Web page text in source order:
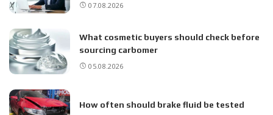
07.08.2026
What cosmetic buyers should check before
sourcing carbomer
05.08.2026
How often should brake fluid be tested